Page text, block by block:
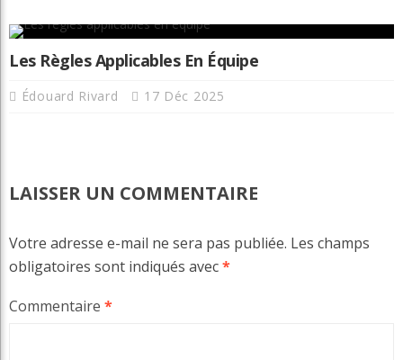
Les Règles Applicables En Équipe
Édouard Rivard 17 Déc 2025
LAISSER UN COMMENTAIRE
Votre adresse e-mail ne sera pas publiée. Les champs
obligatoires sont indiqués avec*
Commentaire *